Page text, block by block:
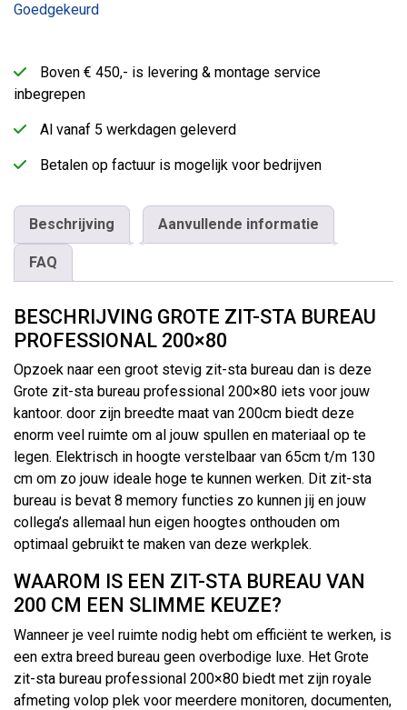
Goedgekeurd
Boven € 450,- is levering & montage service
inbegrepen
Al vanaf 5 werkdagen geleverd
Betalen op factuur is mogelijk voor bedrijven
Beschrijving Aanvullende informatie
FAQ
BESCHRIJVING GROTE ZIT-STA BUREAU
PROFESSIONAL 200×80
Opzoek naar een groot stevig zit-sta bureau dan is deze
Grote zit-sta bureau professional 200×80 iets voor jouw
kantoor. door zijn breedte maat van 200cm biedt deze
enorm veel ruimte om al jouw spullen en materiaal op te
legen. Elektrisch in hoogte verstelbaar van 65cm t/m 130
cm om zo jouw ideale hoge te kunnen werken. Dit zit-sta
bureau is bevat 8 memory functies zo kunnen jij en jouw
collega’s allemaal hun eigen hoogtes onthouden om
optimaal gebruikt te maken van deze werkplek.
WAAROM IS EEN ZIT-STA BUREAU VAN
200 CM EEN SLIMME KEUZE?
Wanneer je veel ruimte nodig hebt om efficiënt te werken, is
een extra breed bureau geen overbodige luxe. Het Grote
zit-sta bureau professional 200×80 biedt met zijn royale
afmeting volop plek voor meerdere monitoren, documenten,